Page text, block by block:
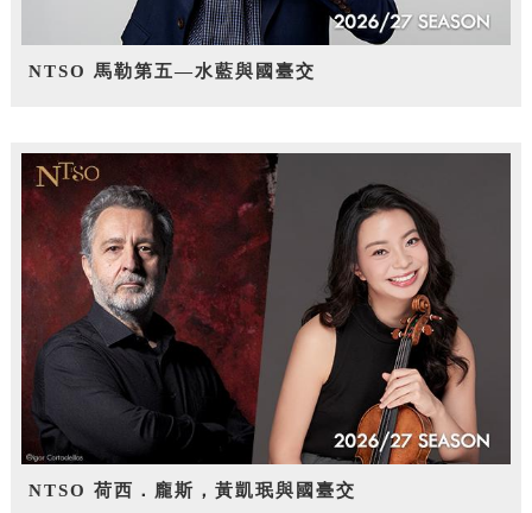
NTSO 馬勒第五—水藍與國臺交
NTSO 荷西．龐斯，黃凱珉與國臺交